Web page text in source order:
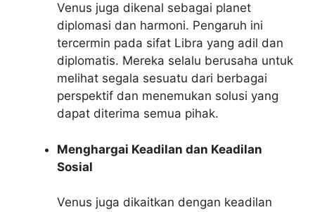
Venus juga dikenal sebagai planet
diplomasi dan harmoni. Pengaruh ini
tercermin pada sifat Libra yang adil dan
diplomatis. Mereka selalu berusaha untuk
melihat segala sesuatu dari berbagai
perspektif dan menemukan solusi yang
dapat diterima semua pihak.
Menghargai Keadilan dan Keadilan
Sosial
Venus juga dikaitkan dengan keadilan